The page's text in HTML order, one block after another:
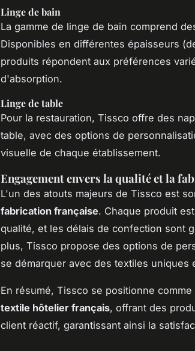
Linge de bain
La gamme de linge de bain comprend
Disponibles en différentes épaisseurs
produits répondent aux préférences
d'absorption.
Linge de table
Pour la restauration, Tissco offre des
table, avec des options de
visuelle de chaque établissement.
Engagement envers la qualité et la
L'un des atouts majeurs de Tissco est
fabrication française. Chaque produit
qualité, et les délais de confection sont
plus, Tissco propose des options de
se démarquer avec des textiles uniques
En résumé, Tissco se positionne
textile hôtelier français, offrant des
client réactif, garantissant ainsi la